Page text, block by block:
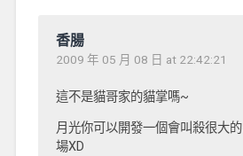
香腸
2009 年 05 月 08 日 at 22:42:21
這不是貓哥家的貓掌嗎~
月光你可以開發一個會叫殺很大
場XD